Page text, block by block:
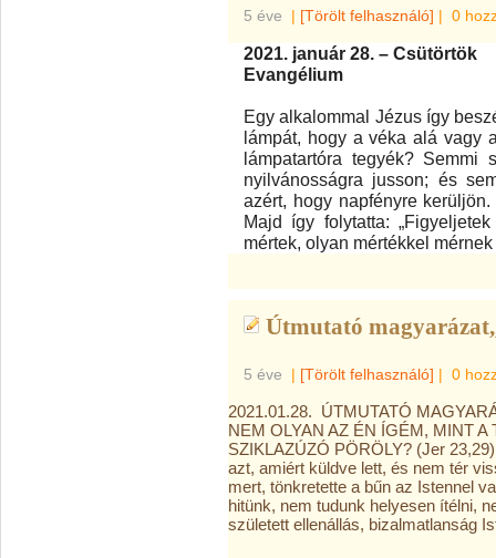
5 éve | [Törölt felhasználó] | 0
2021. január 28. – Csütörtök
Evangélium
Egy alkalommal Jézus így
lámpát, hogy a véka alá vagy
lámpatartóra tegyék? Semmi
nyilvánosságra jusson; és
azért, hogy napfényre
Majd így folytatta:
mértek, olyan mértékkel
Útmutató
5 éve | [Törölt felhasználó] | 0
2021.01.28. ÚTMUTATÓ
NEM OLYAN AZ ÉN ÍGÉM, MINT
SZIKLAZÚZÓ PÖRÖLY? (Jer
azt, amiért küldve lett, és nem tér
mert, tönkretette a bűn az Istennel
hitünk, nem tudunk helyesen ítélni,
született ellenállás, bizalmatlanság